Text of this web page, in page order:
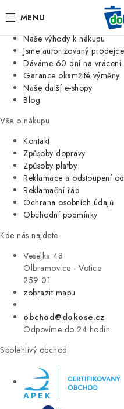
Jsme tradiční česká firma
Naše výhody k nákupu
Jsme autorizovaný prodejce
Dáváme 60 dní na vrácení
Garance okamžité výměny
Naše další e-shopy
Blog
Vše o nákupu
Kontakt
Způsoby dopravy
Způsoby platby
Reklamace a odstoupení
Reklamační řád
Ochrana osobních údajů
Obchodní podmínky
Kde nás najdete
Veselka 48
Olbramovice - Votice
259 01
zobrazit mapu
obchod@dokose.cz
Odpovíme do 24 hodin
Spolehlivý obchod
KOŠE
SÁČKY
KUCHYNĚ
ORGANIZACE
DOMÁCNOST
ÚKLID
VÝPRODEJ
ZNAČKY
Úvod Kontakt Blog
Moje objednávka